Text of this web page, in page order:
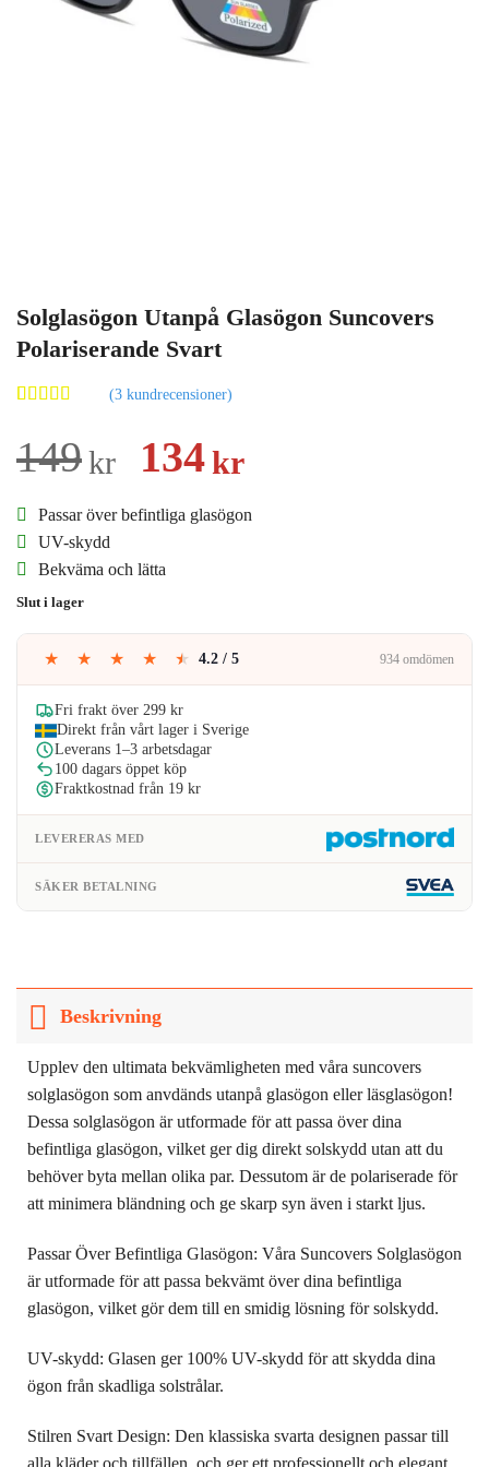
Solglasögon Utanpå Glasögon Suncovers
Polariserande Svart
baserat på
kundrecensioner
(3kundrecensioner)
149kr
Det
ursprungliga
var:
134krDet
nuvarande
Passar över befintliga glasögon
UV-skydd
Bekväma och lätta
Slut i lager
★ ★ ★ ★ ★ 4.2 / 5 934 omdömen
Fri frakt över 299 kr
Direkt från vårt lager i Sverige
Leverans 1–3 arbetsdagar
100 dagars öppet köp
Fraktkostnad från 19 kr
LEVERERAS MED
SÄKER BETALNING
Beskrivning
Upplev den ultimata bekvämligheten med våra suncovers
solglasögon som anvdänds utanpå glasögon eller läsglasögon!
Dessa solglasögon är utformade för att passa över dina
befintliga glasögon, vilket ger dig direkt solskydd utan att du
behöver byta mellan olika par. Dessutom är de polariserade för
att minimera bländning och ge skarp syn även i starkt ljus.
Passar Över Befintliga Glasögon: Våra Suncovers Solglasögon
är utformade för att passa bekvämt över dina befintliga
glasögon, vilket gör dem till en smidig lösning för solskydd.
UV-skydd: Glasen ger 100% UV-skydd för att skydda dina
ögon från skadliga solstrålar.
Stilren Svart Design: Den klassiska svarta designen passar till
alla kläder och tillfällen, och ger ett professionellt och elegant